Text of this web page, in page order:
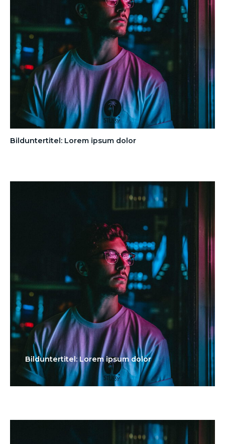
Bilduntertitel: Lorem ipsum dolor
Bilduntertitel: Lorem ipsum dolor